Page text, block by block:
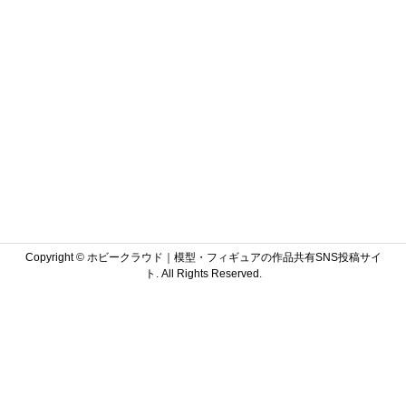
Copyright ©ホビークラウド｜模型・フィギュアの作品共有SNS投稿サイ
ト. All Rights Reserved.